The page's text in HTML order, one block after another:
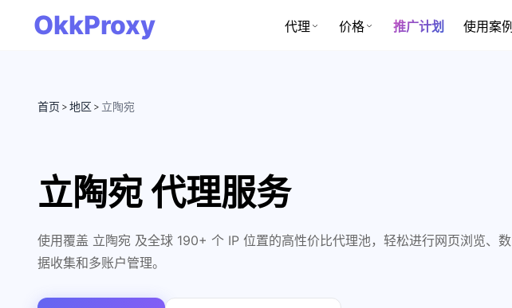
OkkProxy 代理 价格 推广计划 使用案例
首页 > 地区 > 立陶宛
立陶宛 代理服务
使用覆盖 立陶宛 及全球 190+ 个 IP 位置的高性价比代理池，轻松进行网页浏览、数
据收集和多账户管理。